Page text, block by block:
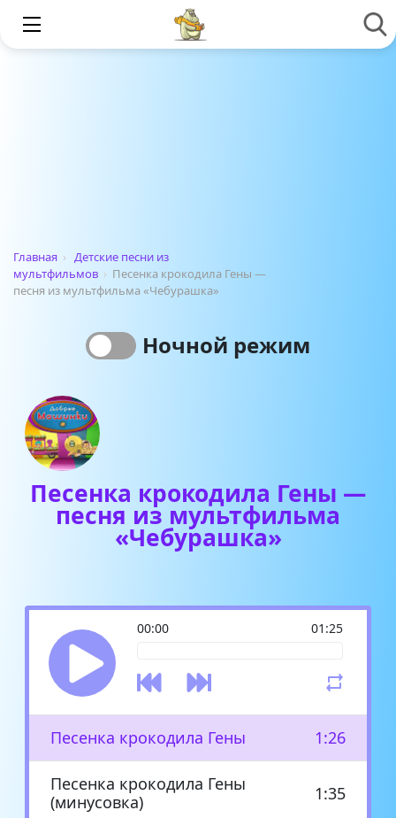
Главная › Детские песни из
мультфильмов › Песенка крокодила Гены —
песня из мультфильма «Чебурашка»
Ночной режим
Песенка крокодила Гены —
песня из мультфильма
«Чебурашка»
00:00 01:25
Песенка крокодила Гены 1:26
Песенка крокодила Гены
(минусовка)
1:35